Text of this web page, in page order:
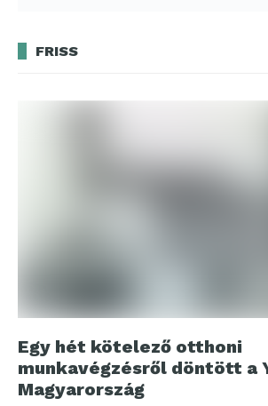
FRISS
Egy hét kötelező otthoni
munkavégzésről döntött a
Magyarország